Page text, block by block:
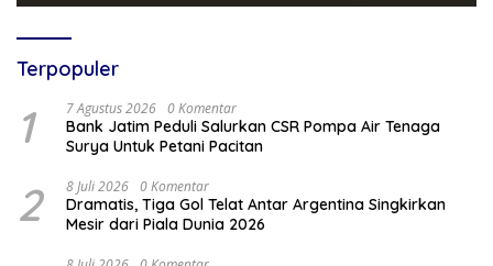
Terpopuler
1 7 Agustus 2026 0 Komentar
Bank Jatim Peduli Salurkan CSR Pompa Air Tenaga
Surya Untuk Petani Pacitan
2 8 Juli 2026 0 Komentar
Dramatis, Tiga Gol Telat Antar Argentina Singkirkan
Mesir dari Piala Dunia 2026